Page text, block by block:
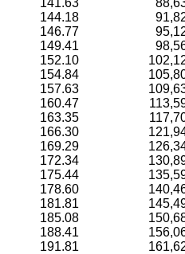
141.63
144.18
146.77
149.41
152.10
154.84
157.63
160.47
163.35
166.30
169.29
172.34
175.44
178.60
181.81
185.08
188.41
191.81